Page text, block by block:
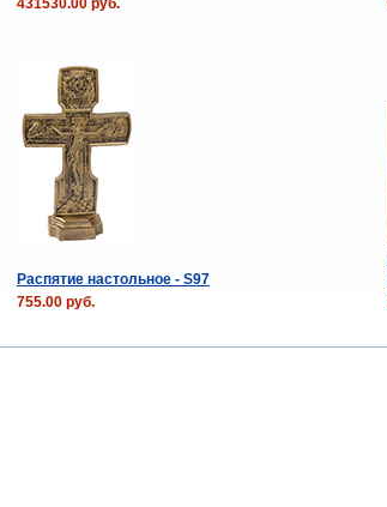
Распятие настольное - S97
755.00 руб.